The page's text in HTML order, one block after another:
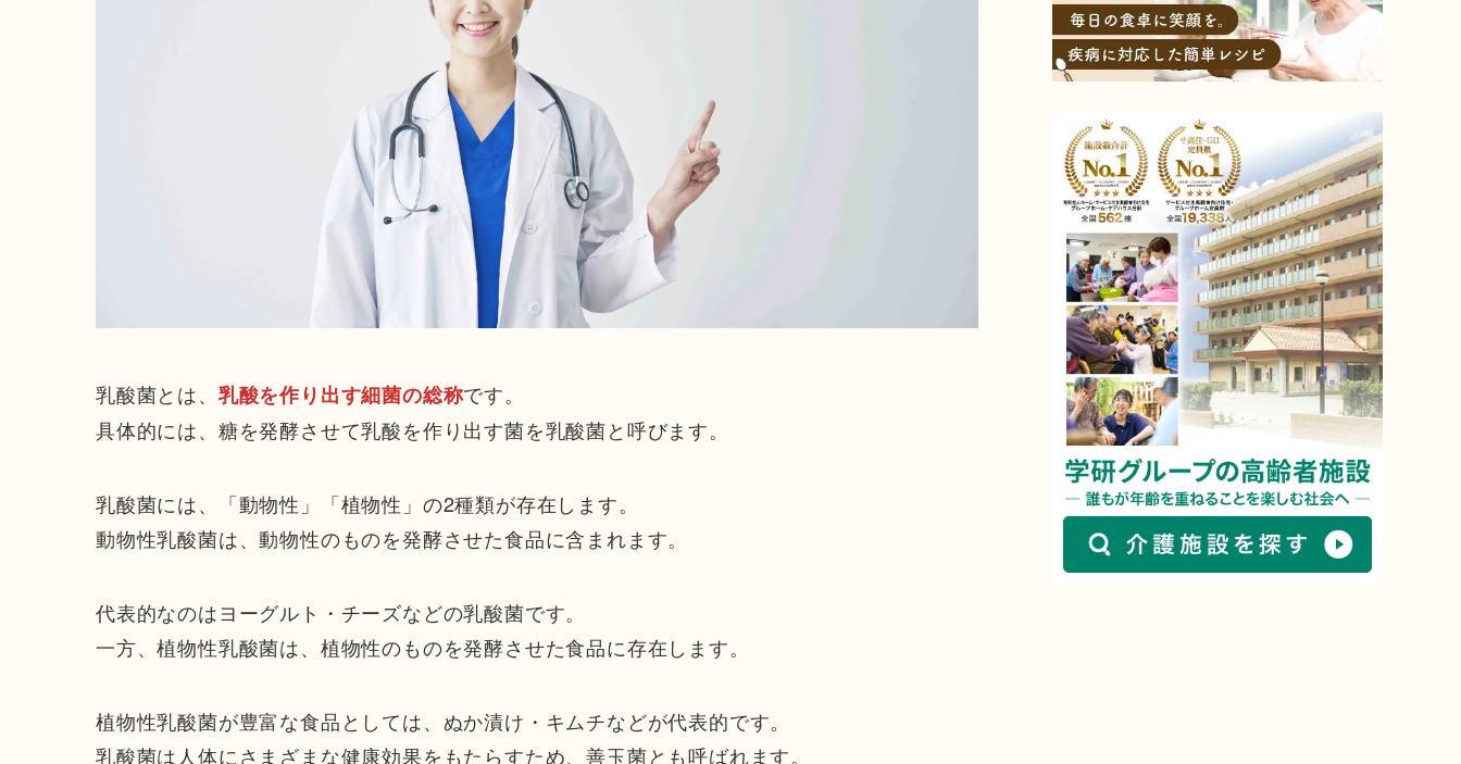
乳酸菌とは、 乳酸を作り出す細菌の総称です。
具体的には、糖を発酵させて乳酸を作り出す菌を乳酸菌と呼びます。
乳酸菌には、「動物性」「植物性」の2種類が存在します。
動物性乳酸菌は、動物性のものを発酵させた食品に含まれます。
代表的なのはヨーグルト・チーズなどの乳酸菌です。
一方、植物性乳酸菌は、植物性のものを発酵させた食品に存在します。
植物性乳酸菌が豊富な食品としては、ぬか漬け・キムチなどが代表的です。
乳酸菌は人体にさまざまな健康効果をもたらすため、善玉菌とも呼ばれます。